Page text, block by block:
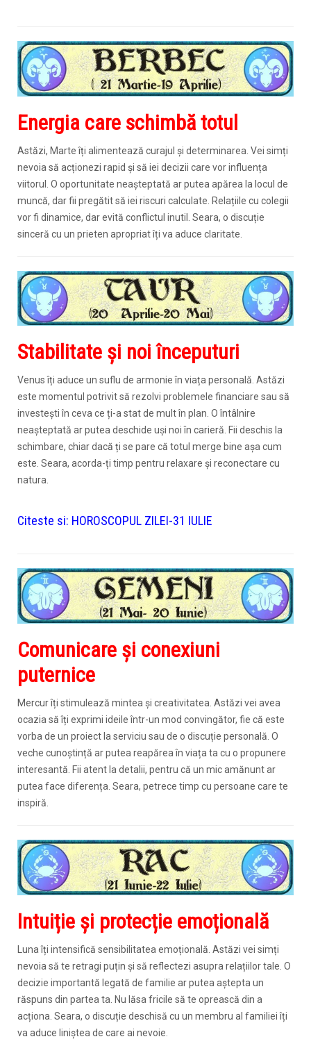
Energia care schimbă totul
Astăzi, Marte îți alimentează curajul și determinarea. Vei simți
nevoia să acționezi rapid și să iei decizii care vor influența
viitorul. O oportunitate neașteptată ar putea apărea la locul de
muncă, dar fii pregătit să iei riscuri calculate. Relațiile cu colegii
vor fi dinamice, dar evită conflictul inutil. Seara, o discuție
sinceră cu un prieten apropriat îți va aduce claritate.
Stabilitate și noi începuturi
Venus îți aduce un suflu de armonie în viața personală. Astăzi
este momentul potrivit să rezolvi problemele financiare sau să
investești în ceva ce ți-a stat de mult în plan. O întâlnire
neașteptată ar putea deschide uși noi în carieră. Fii deschis la
schimbare, chiar dacă ți se pare că totul merge bine așa cum
este. Seara, acorda-ți timp pentru relaxare și reconectare cu
natura.
Citeste si: HOROSCOPUL ZILEI-31 IULIE
Comunicare și conexiuni
puternice
Mercur îți stimulează mintea și creativitatea. Astăzi vei avea
ocazia să îți exprimi ideile într-un mod convingător, fie că este
vorba de un proiect la serviciu sau de o discuție personală. O
veche cunoștință ar putea reapărea în viața ta cu o propunere
interesantă. Fii atent la detalii, pentru că un mic amănunt ar
putea face diferența. Seara, petrece timp cu persoane care te
inspiră.
Intuiție și protecție emoțională
Luna îți intensifică sensibilitatea emoțională. Astăzi vei simți
nevoia să te retragi puțin și să reflectezi asupra relațiilor tale. O
decizie importantă legată de familie ar putea aștepta un
răspuns din partea ta. Nu lăsa fricile să te oprească din a
acționa. Seara, o discuție deschisă cu un membru al familiei îți
va aduce liniștea de care ai nevoie.